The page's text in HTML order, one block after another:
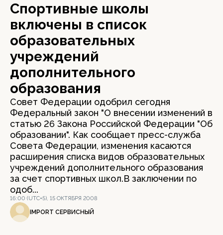
Спортивные школы
включены в список
образовательных
учреждений
дополнительного
образования
Совет Федерации одобрил сегодня
Федеральный закон "О внесении изменений в
статью 26 Закона Российской Федерации "Об
образовании". Как сообщает пресс-служба
Совета Федерации, изменения касаются
расширения списка видов образовательных
учреждений дополнительного образования
за счет спортивных школ.В заключении по
одоб...
16:00 (UTC+5), 15 ОКТЯБРЯ 2008
IMPORT СЕРВИСНЫЙ